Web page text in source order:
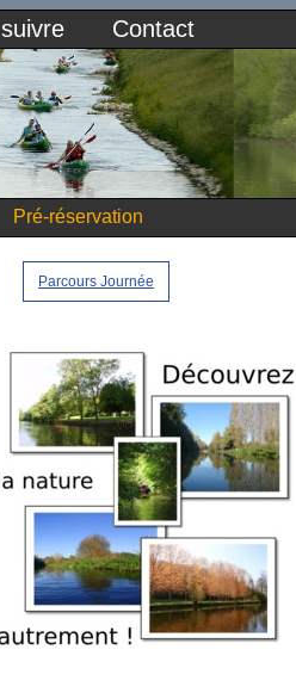
Contact
Pré-réservation
Parcours Journée